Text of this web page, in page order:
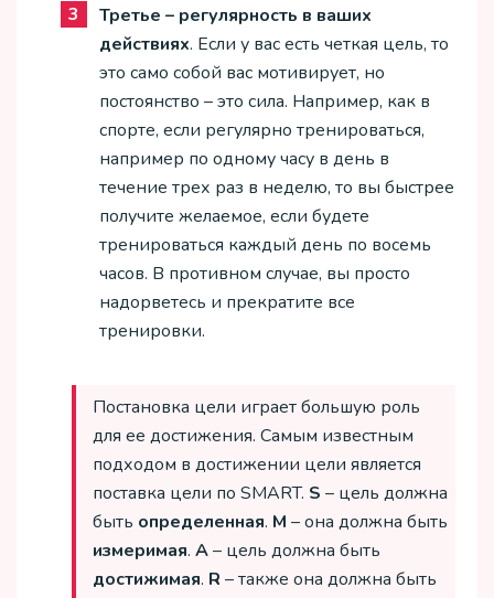
Третье – регулярность в ваших
действиях. Если у вас есть четкая цель, то
это само собой вас мотивирует, но
постоянство – это сила. Например, как в
спорте, если регулярно тренироваться,
например по одному часу в день в
течение трех раз в неделю, то вы быстрее
получите желаемое, если будете
тренироваться каждый день по восемь
часов. В противном случае, вы просто
надорветесь и прекратите все
тренировки.
Постановка цели играет большую роль
для ее достижения. Самым известным
подходом в достижении цели является
поставка цели по SMART. S – цель должна
быть определенная. M – она должна быть
измеримая. A– цель должна быть
достижимая. R – также она должна быть